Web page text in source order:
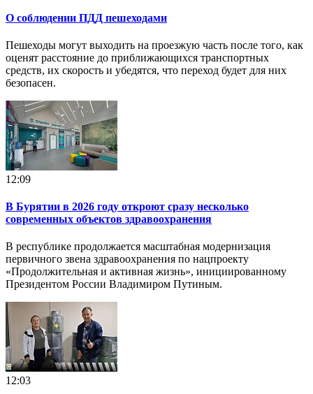
О соблюдении ПДД пешеходами
Пешеходы могут выходить на проезжую часть после того, как
оценят расстояние до приближающихся транспортных
средств, их скорость и убедятся, что переход будет для них
безопасен.
12:09
В Бурятии в 2026 году откроют сразу несколько
современных объектов здравоохранения
В республике продолжается масштабная модернизация
первичного звена здравоохранения по нацпроекту
«Продолжительная и активная жизнь», инициированному
Президентом России Владимиром Путиным.
12:03